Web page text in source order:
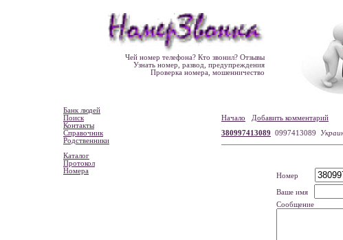
Чей номер телефона? Кто звонил? Отзывы
Узнать номер, развод, предупреждения
Проверка номера, мошенничество
Банк людей
Поиск
Контакты
Справочник
Родственники
Каталог
Протокол
Номера
Начало
Добавить комментарий
380997413089 0997413089
Номер
Ваше имя
Сообщение